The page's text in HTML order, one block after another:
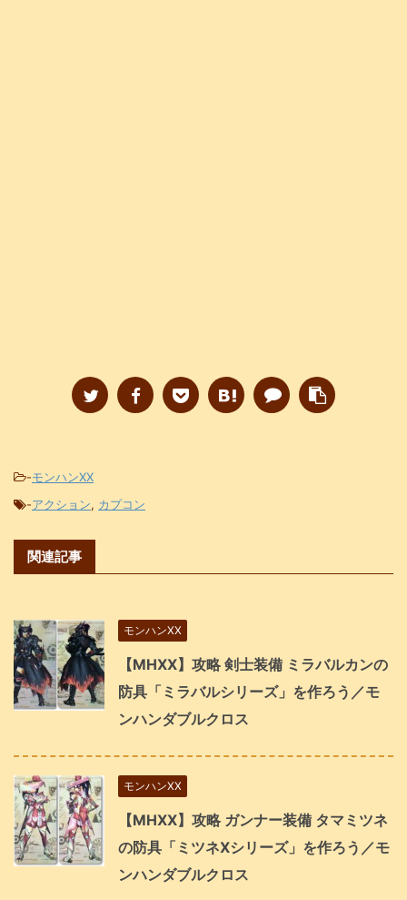
-モンハンXX
-アクション, カプコン
関連記事
モンハンXX
【MHXX】攻略 剣士装備 ミラバルカンの
防具「ミラバルシリーズ」を作ろう／モ
ンハンダブルクロス
モンハンXX
【MHXX】攻略 ガンナー装備 タマミツネ
の防具「ミツネXシリーズ」を作ろう／モ
ンハンダブルクロス